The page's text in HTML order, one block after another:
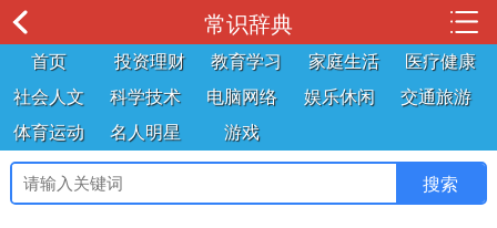
常识辞典
首页 投资理财 教育学习 家庭生活
医疗健康
社会人文
科学技术 电脑网络 娱乐休闲
交通旅游
体育运动
名人明星 游戏